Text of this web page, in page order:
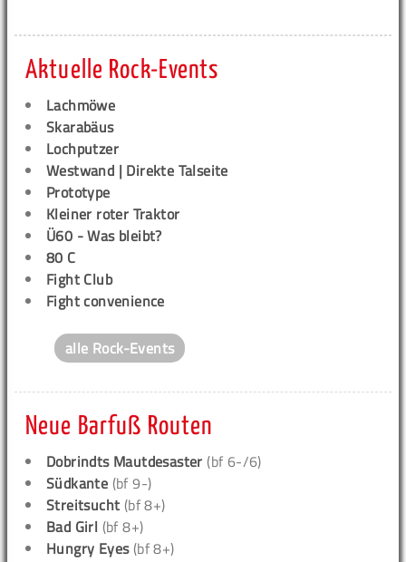
Aktuelle Rock-Events
Lachmöwe
Skarabäus
Lochputzer
Westwand | Direkte Talseite
Prototype
Kleiner roter Traktor
Ü60 - Was bleibt?
80 C
Fight Club
Fight convenience
alle Rock-Events
Neue Barfuß Routen
Dobrindts Mautdesaster (bf 6-/6)
Südkante (bf 9-)
Streitsucht (bf 8+)
Bad Girl (bf 8+)
Hungry Eyes(bf 8+)